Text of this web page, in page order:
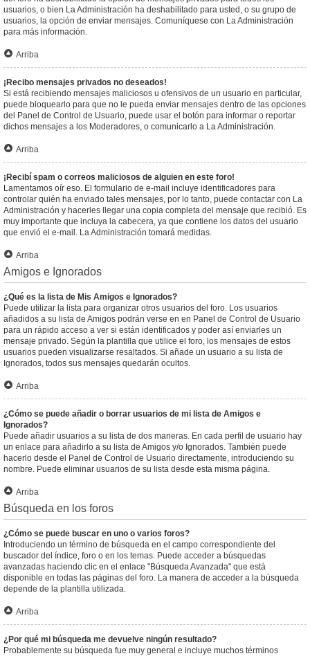
usuarios, o bien La Administración ha deshabilitado para usted, o su grupo de
usuarios, la opción de enviar mensajes. Comuníquese con La Administración
para más información.
Arriba
¡Recibo mensajes privados no deseados!
Si está recibiendo mensajes maliciosos u ofensivos de un usuario en particular,
puede bloquearlo para que no le pueda enviar mensajes dentro de las opciones
del Panel de Control de Usuario, puede usar el botón para informar o reportar
dichos mensajes a los Moderadores, o comunicarlo a La Administración.
Arriba
¡Recibí spam o correos maliciosos de alguien en este foro!
Lamentamos oír eso. El formulario de e-mail incluye identificadores para
controlar quién ha enviado tales mensajes, por lo tanto, puede contactar con La
Administración y hacerles llegar una copia completa del mensaje que recibió. Es
muy importante que incluya la cabecera, ya que contiene los datos del usuario
que envió el e-mail. La Administración tomará medidas.
Arriba
Amigos e Ignorados
¿Qué es la lista de Mis Amigos e Ignorados?
Puede utilizar la lista para organizar otros usuarios del foro. Los usuarios
añadidos a su lista de Amigos podrán verse en en Panel de Control de Usuario
para un rápido acceso a ver si están identificados y poder así enviarles un
mensaje privado. Según la plantilla que utilice el foro, los mensajes de estos
usuarios pueden visualizarse resaltados. Si añade un usuario a su lista de
Ignorados, todos sus mensajes quedarán ocultos.
Arriba
¿Cómo se puede añadir o borrar usuarios de mi lista de Amigos e
Ignorados?
Puede añadir usuarios a su lista de dos maneras. En cada perfil de usuario hay
un enlace para añadirlo a su lista de Amigos y/o Ignorados. También puede
hacerlo desde el Panel de Control de Usuario directamente, introduciendo su
nombre. Puede eliminar usuarios de su lista desde esta misma página.
Arriba
Búsqueda en los foros
¿Cómo se puede buscar en uno o varios foros?
Introduciendo un término de búsqueda en el campo correspondiente del
buscador del índice, foro o en los temas. Puede acceder a búsquedas
avanzadas haciendo clic en el enlace "Búsqueda Avanzada" que está
disponible en todas las páginas del foro. La manera de acceder a la búsqueda
depende de la plantilla utilizada.
Arriba
¿Por qué mi búsqueda me devuelve ningún resultado?
Probablemente su búsqueda fue muy general e incluye muchos términos